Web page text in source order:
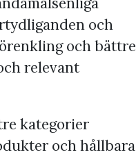
och
och bättre
relevant
kategorier
och hållbara